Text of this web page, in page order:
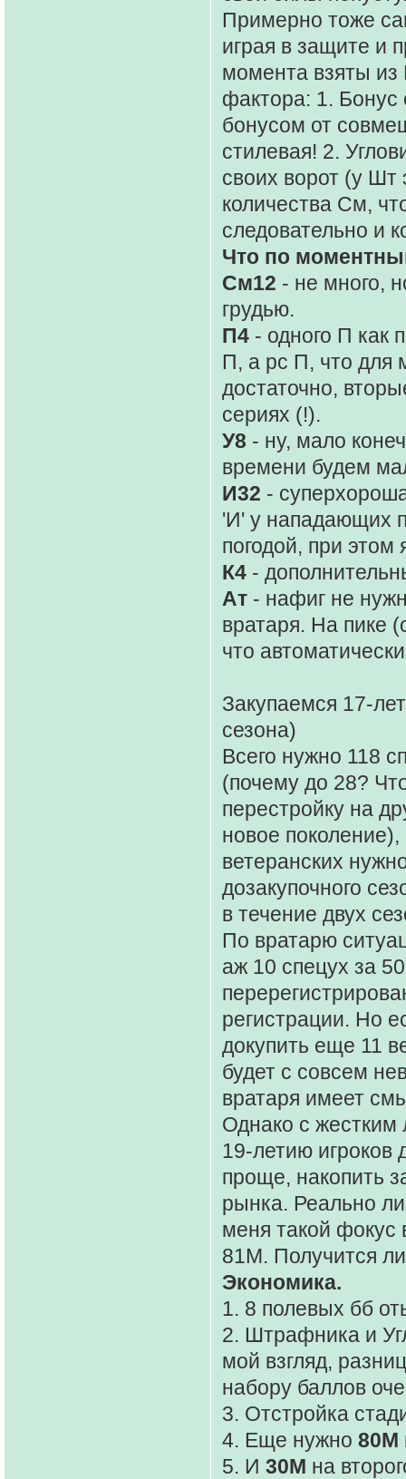
Примерно тоже
играя в защите и
момента взяты из
фактора: 1. Бонус
бонусом от
стилевая! 2.
своих ворот (у Шт
количества См,
следовательно и
Что по
См12 - не много,
грудью.
П4 - одного П как
П, а рс П, что для
достаточно,
сериях (!).
У8 - ну, мало
времени будем
И32 -
'И' у нападающих
погодой, при
К4 -
Ат - нафиг не
вратаря. На пике
что
Закупаемся 17-
сезона)
Всего нужно 118
(почему до 28?
перестройку на
новое поколение),
ветеранских
дозакупочного
в течение двух
По вратарю
аж 10 спецух за
регистрации. Но
докупить еще 11
будет с совсем
вратаря имеет
Однако с жестким
19-летию игроков
проще, накопить
рынка. Реально
меня такой фокус
81М. Получится
Экономика.
1. 8 полевых бб
2. Штрафника и
мой взгляд,
набору баллов
3. Отстройка
4. Еще нужно 80М
5. И 30М на